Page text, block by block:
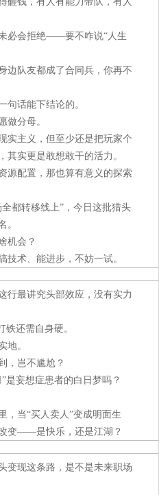
必会拒绝——要不咋说“人生
边队友都成了合同兵，你再不
句话能下结论的。
做分母。
实主义，但至少还是把玩家个
其实更是敢想敢干的活力。
源配置，那也算有意义的探索
都转移线上”，今日这批猎头
。
机会？
技术、能进步，不妨一试。
行最讲究头部效应，没有实力
铁还需自身硬。
地。
，岂不尴尬？
是妄想症患者的白日梦吗？
，当“买人卖人”变成明面生
变——是快乐，还是江湖？
变现这条路，是不是未来职场